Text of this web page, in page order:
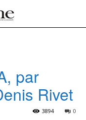
par
Rivet
0
3894